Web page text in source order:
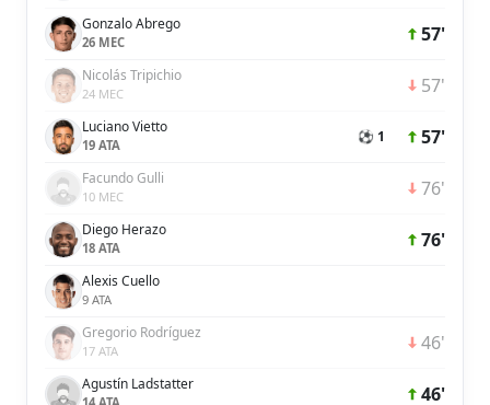
Gonzalo Abrego
26 MEC 57'
Nicolás Tripichio
24 MEC 57'
Luciano Vietto
19 ATA ⚽ 1 57'
Facundo Gulli
10 MEC 76'
Diego Herazo
18 ATA 76'
Alexis Cuello
9 ATA
Gregorio Rodríguez
17 ATA 46'
Agustín Ladstatter
14 ATA 46'